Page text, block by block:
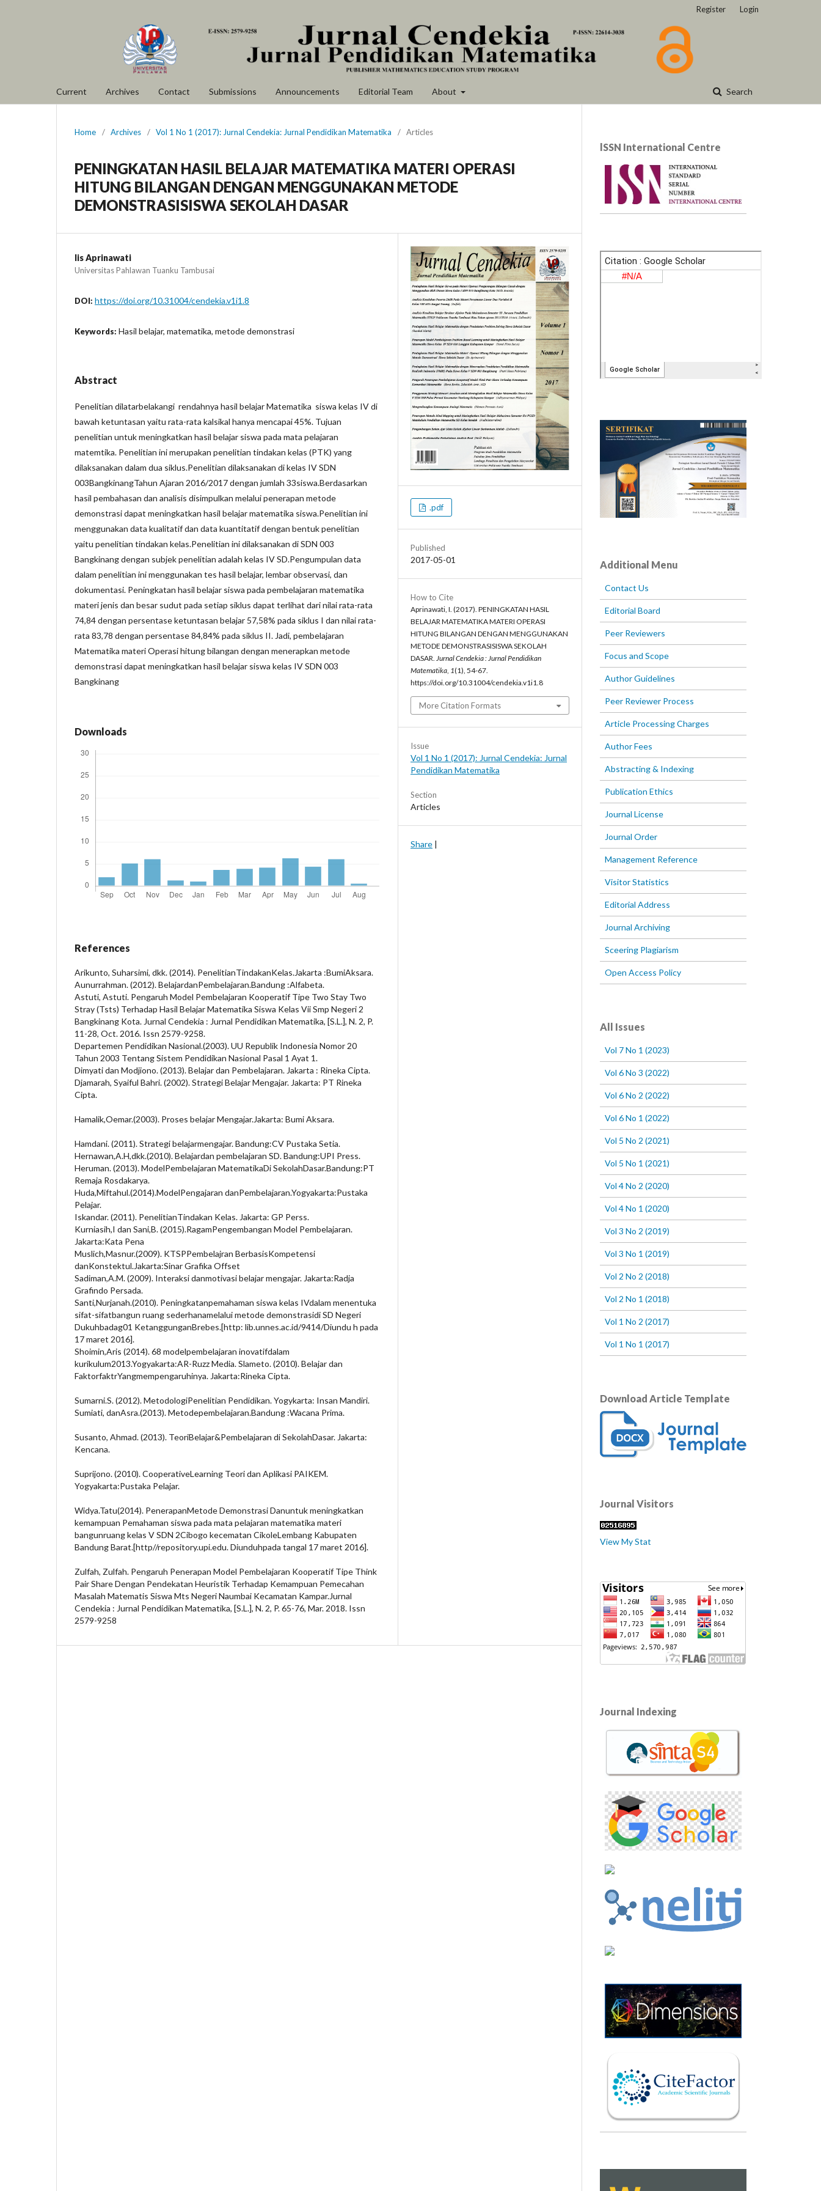
Current Archives Contact Submissions Announcements Editorial Team About Search
Register Login
Home / Archives / Vol 1 No 1 (2017): Jurnal Cendekia: Jurnal Pendidikan Matematika / Articles
PENINGKATAN HASIL BELAJAR MATEMATIKA MATERI OPERASI
HITUNG BILANGAN DENGAN MENGGUNAKAN METODE
DEMONSTRASISISWA SEKOLAH DASAR
Iis Aprinawati
Universitas Pahlawan Tuanku Tambusai
DOI: https://doi.org/10.31004/cendekia.v1i1.8
Keywords: Hasil belajar, matematika, metode demonstrasi
Abstract
Penelitian dilatarbelakangi rendahnya hasil belajar Matematika siswa kelas IV di
bawah ketuntasan yaitu rata-rata kalsikal hanya mencapai 45%. Tujuan
penelitian untuk meningkatkan hasil belajar siswa pada mata pelajaran
matemtika. Penelitian ini merupakan penelitian tindakan kelas (PTK) yang
dilaksanakan dalam dua siklus.Penelitian dilaksanakan di kelas IV SDN
003BangkinangTahun Ajaran 2016/2017 dengan jumlah 33siswa.Berdasarkan
hasil pembahasan dan analisis disimpulkan melalui penerapan metode
demonstrasi dapat meningkatkan hasil belajar matematika siswa.Penelitian ini
menggunakan data kualitatif dan data kuantitatif dengan bentuk penelitian
yaitu penelitian tindakan kelas.Penelitian ini dilaksanakan di SDN 003
Bangkinang dengan subjek penelitian adalah kelas IV SD.Pengumpulan data
dalam penelitian ini menggunakan tes hasil belajar, lembar observasi, dan
dokumentasi. Peningkatan hasil belajar siswa pada pembelajaran matematika
materi jenis dan besar sudut pada setiap siklus dapat terlihat dari nilai rata-rata
74,84 dengan persentase ketuntasan belajar 57,58% pada siklus I dan nilai rata-
rata 83,78 dengan persentase 84,84% pada siklus II. Jadi, pembelajaran
Matematika materi Operasi hitung bilangan dengan menerapkan metode
demonstrasi dapat meningkatkan hasil belajar siswa kelas IV SDN 003
Bangkinang
Downloads
References
Arikunto, Suharsimi, dkk. (2014). PenelitianTindakanKelas.Jakarta :BumiAksara.
Aunurrahman. (2012). BelajardanPembelajaran.Bandung :Alfabeta.
Astuti, Astuti. Pengaruh Model Pembelajaran Kooperatif Tipe Two Stay Two
Stray (Tsts) Terhadap Hasil Belajar Matematika Siswa Kelas Vii Smp Negeri 2
Bangkinang Kota. Jurnal Cendekia : Jurnal Pendidikan Matematika, [S.L.], N. 2, P.
11-28, Oct. 2016. Issn 2579-9258.
Departemen Pendidikan Nasional.(2003). UU Republik Indonesia Nomor 20
Tahun 2003 Tentang Sistem Pendidikan Nasional Pasal 1 Ayat 1.
Dimyati dan Modjiono. (2013). Belajar dan Pembelajaran. Jakarta : Rineka Cipta.
Djamarah, Syaiful Bahri. (2002). Strategi Belajar Mengajar. Jakarta: PT Rineka
Cipta.
Hamalik,Oemar.(2003). Proses belajar Mengajar.Jakarta: Bumi Aksara.
Hamdani. (2011). Strategi belajarmengajar. Bandung:CV Pustaka Setia.
Hernawan,A.H,dkk.(2010). Belajardan pembelajaran SD. Bandung:UPI Press.
Heruman. (2013). ModelPembelajaran MatematikaDi SekolahDasar.Bandung:PT
Remaja Rosdakarya.
Huda,Miftahul.(2014).ModelPengajaran danPembelajaran.Yogyakarta:Pustaka
Pelajar.
Iskandar. (2011). PenelitianTindakan Kelas. Jakarta: GP Perss.
Kurniasih,I dan Sani,B. (2015).RagamPengembangan Model Pembelajaran.
Jakarta:Kata Pena
Muslich,Masnur.(2009). KTSPPembelajran BerbasisKompetensi
danKonstektul.Jakarta:Sinar Grafika Offset
Sadiman,A.M. (2009). Interaksi danmotivasi belajar mengajar. Jakarta:Radja
Grafindo Persada.
Santi,Nurjanah.(2010). Peningkatanpemahaman siswa kelas IVdalam menentuka
sifat-sifatbangun ruang sederhanamelalui metode demonstrasidi SD Negeri
Dukuhbadag01 KetanggunganBrebes.[http: lib.unnes.ac.id/9414/Diundu h pada
17 maret 2016].
Shoimin,Aris (2014). 68 modelpembelajaran inovatifdalam
kurikulum2013.Yogyakarta:AR-Ruzz Media. Slameto. (2010). Belajar dan
FaktorfaktrYangmempengaruhinya. Jakarta:Rineka Cipta.
Sumarni.S. (2012). MetodologiPenelitian Pendidikan. Yogykarta: Insan Mandiri.
Sumiati, danAsra.(2013). Metodepembelajaran.Bandung :Wacana Prima.
Susanto, Ahmad. (2013). TeoriBelajar&Pembelajaran di SekolahDasar. Jakarta:
Kencana.
Suprijono. (2010). CooperativeLearning Teori dan Aplikasi PAIKEM.
Yogyakarta:Pustaka Pelajar.
Widya.Tatu(2014). PenerapanMetode Demonstrasi Danuntuk meningkatkan
kemampuan Pemahaman siswa pada mata pelajaran matematika materi
bangunruang kelas V SDN 2Cibogo kecematan CikoleLembang Kabupaten
Bandung Barat.[http//repository.upi.edu. Diunduhpada tangal 17 maret 2016].
Zulfah, Zulfah. Pengaruh Penerapan Model Pembelajaran Kooperatif Tipe Think
Pair Share Dengan Pendekatan Heuristik Terhadap Kemampuan Pemecahan
Masalah Matematis Siswa Mts Negeri Naumbai Kecamatan Kampar.Jurnal
Cendekia : Jurnal Pendidikan Matematika, [S.L.], N. 2, P. 65-76, Mar. 2018. Issn
2579-9258
.pdf
Published
2017-05-01
How to Cite
Aprinawati, I. (2017). PENINGKATAN HASIL
BELAJAR MATEMATIKA MATERI OPERASI
HITUNG BILANGAN DENGAN MENGGUNAKAN
METODE DEMONSTRASISISWA SEKOLAH
DASAR. Jurnal Cendekia : Jurnal Pendidikan
Matematika, 1(1), 54-67.
https://doi.org/10.31004/cendekia.v1i1.8
More Citation Formats
Issue
Vol 1 No 1 (2017): Jurnal Cendekia: Jurnal
Pendidikan Matematika
Section
Articles
Share |
lSSN International Centre
Additional Menu
Contact Us
Editorial Board
Peer Reviewers
Focus and Scope
Author Guidelines
Peer Reviewer Process
Article Processing Charges
Author Fees
Abstracting & Indexing
Publication Ethics
Journal License
Journal Order
Management Reference
Visitor Statistics
Editorial Address
Journal Archiving
Sceering Plagiarism
Open Access Policy
All Issues
Vol 7 No 1 (2023)
Vol 6 No 3 (2022)
Vol 6 No 2 (2022)
Vol 6 No 1 (2022)
Vol 5 No 2 (2021)
Vol 5 No 1 (2021)
Vol 4 No 2 (2020)
Vol 4 No 1 (2020)
Vol 3 No 2 (2019)
Vol 3 No 1 (2019)
Vol 2 No 2 (2018)
Vol 2 No 1 (2018)
Vol 1 No 2 (2017)
Vol 1 No 1 (2017)
Download Article Template
Journal Visitors
View My Stat
Journal Indexing